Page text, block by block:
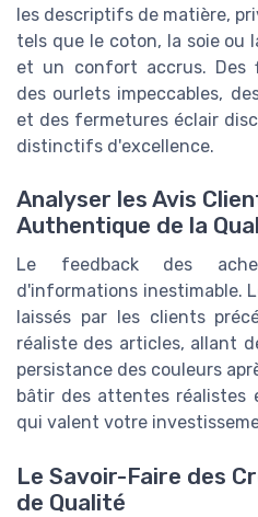
les descriptifs de matière,
tels que le coton, la soie ou
et un confort accrus. Des
des ourlets impeccables,
et des fermetures éclair
distinctifs d'excellence.
Analyser les Avis
Authentique de la
Le feedback des
d'informations inestimable.
laissés par les clients
réaliste des articles, allant
persistance des couleurs
bâtir des attentes réalistes
qui valent votre
Le Savoir-Faire des
de Qualité